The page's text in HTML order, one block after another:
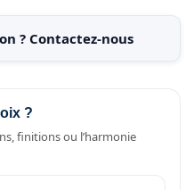
? Contactez-nous
?
finitions ou l’harmonie